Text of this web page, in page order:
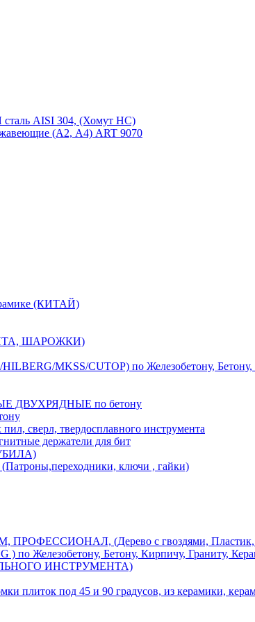
AISI 304, (Хомут НС)
(А2, А4) ART 9070
(КИТАЙ)
ШАРОЖКИ)
MKSS/CUTOP) по Железобетону, Бетону,
по бетону
сверл, твердосплавного инструмента
держатели для бит
ключи , гайки)
(Дерево с гвоздями, Пластик,
Бетону, Кирпичу, Граниту,
ИНСТРУМЕНТА)
под 45 и 90 градусов, из керамики,